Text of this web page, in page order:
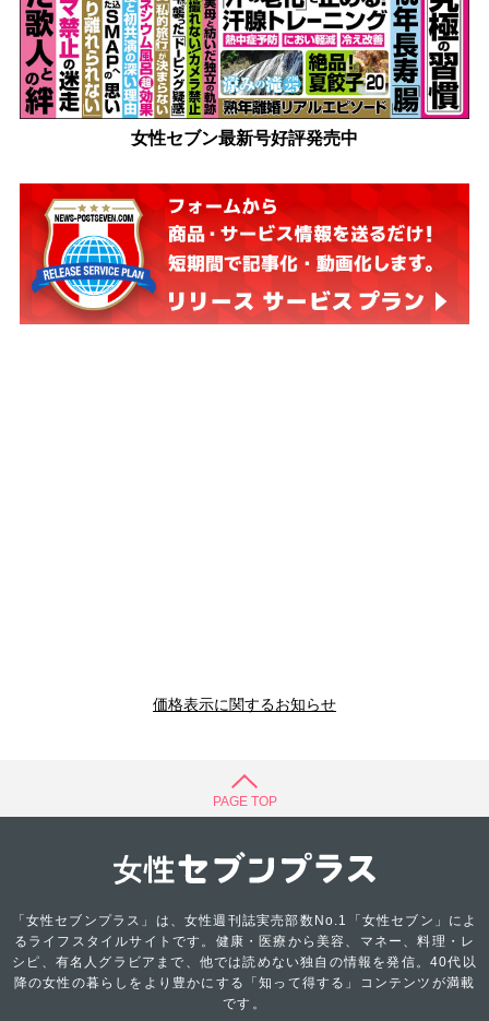
女性セブン最新号好評発売中
価格表示に関するお知らせ
PAGE TOP
「女性セブンプラス」は、女性週刊誌実売部数No.1「女性セブン」によ
るライフスタイルサイトです。健康・医療から美容、マネー、料理・レ
シピ、有名人グラビアまで、他では読めない独自の情報を発信。40代以
降の女性の暮らしをより豊かにする「知って得する」コンテンツが満載
です。